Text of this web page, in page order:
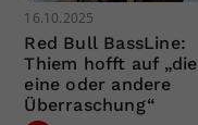
16.10.2025
Red Bull BassLine:
Thiem hofft auf „die
eine oder andere
Überraschung“